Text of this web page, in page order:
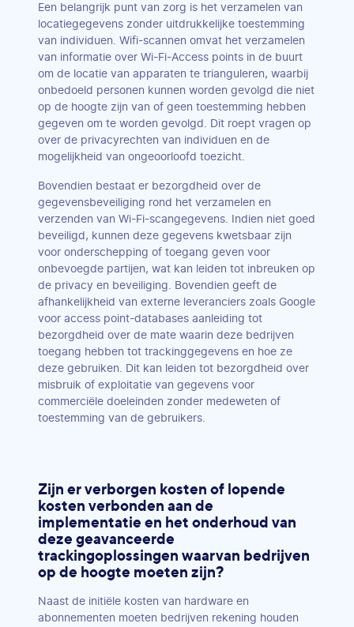
Een belangrijk punt van zorg is het verzamelen van
locatiegegevens zonder uitdrukkelijke toestemming
van individuen. Wifi-scannen omvat het verzamelen
van informatie over Wi-Fi-Access points in de buurt
om de locatie van apparaten te trianguleren, waarbij
onbedoeld personen kunnen worden gevolgd die niet
op de hoogte zijn van of geen toestemming hebben
gegeven om te worden gevolgd. Dit roept vragen op
over de privacyrechten van individuen en de
mogelijkheid van ongeoorloofd toezicht.
Bovendien bestaat er bezorgdheid over de
gegevensbeveiliging rond het verzamelen en
verzenden van Wi-Fi-scangegevens. Indien niet goed
beveiligd, kunnen deze gegevens kwetsbaar zijn
voor onderschepping of toegang geven voor
onbevoegde partijen, wat kan leiden tot inbreuken op
de privacy en beveiliging. Bovendien geeft de
afhankelijkheid van externe leveranciers zoals Google
voor access point-databases aanleiding tot
bezorgdheid over de mate waarin deze bedrijven
toegang hebben tot trackinggegevens en hoe ze
deze gebruiken. Dit kan leiden tot bezorgdheid over
misbruik of exploitatie van gegevens voor
commerciële doeleinden zonder medeweten of
toestemming van de gebruikers.
Zijn er verborgen kosten of lopende
kosten verbonden aan de
implementatie en het onderhoud van
deze geavanceerde
trackingoplossingen waarvan bedrijven
op de hoogte moeten zijn?
Naast de initiële kosten van hardware en
abonnementen moeten bedrijven rekening houden